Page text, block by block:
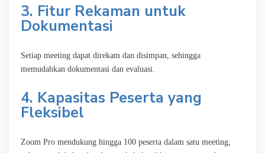
3. Fitur Rekaman untuk
Dokumentasi
Setiap meeting dapat direkam dan disimpan, sehingga
memudahkan dokumentasi dan evaluasi.
4. Kapasitas Peserta yang
Fleksibel
Zoom Pro mendukung hingga 100 peserta dalam satu meeting,